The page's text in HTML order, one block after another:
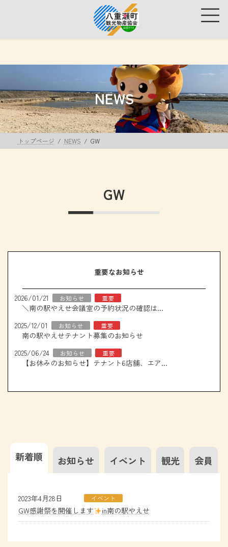
ス
プ
ン
動
NEWS
トップページ NEWS GW
GW
重要なお知らせ
2026/01/21 お知らせ 重要
＼南の駅やえせ会議室の予約状況の確認はこちら！／
2025/12/01
お知らせ 重要
南の駅やえせテナント募集のお知らせ
2025/06/24
お知らせ 重要
【お休みのお知らせ】テナント6店舗、エアコン取り換え工事について
新着順 お知らせ イベント 観光 会員
2023年4月28日 イベント
GW感謝祭を開催します in南の駅やえせ